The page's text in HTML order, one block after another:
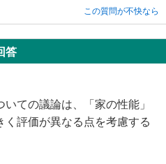
この質問が不快なら
答
ての議論は、「家の性能」
評価が異なる点を考慮する